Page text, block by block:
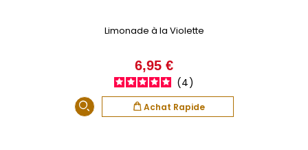
Limonade à la Violette
Prix
6,95 €
Achat Rapide
4